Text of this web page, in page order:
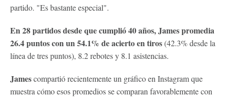
partido. "Es bastante especial".
En 28 partidos desde que cumplió 40 años, James promedia
26.4 puntos con un 54.1% de acierto en tiros(42.3% desde la
línea de tres puntos), 8.2 rebotes y 8.1 asistencias.
Jamescompartió recientemente un gráfico en Instagram que
muestra cómo esos promedios se comparan favorablemente con